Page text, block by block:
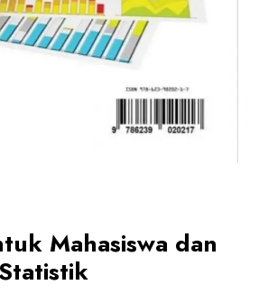
Mahasiswa dan